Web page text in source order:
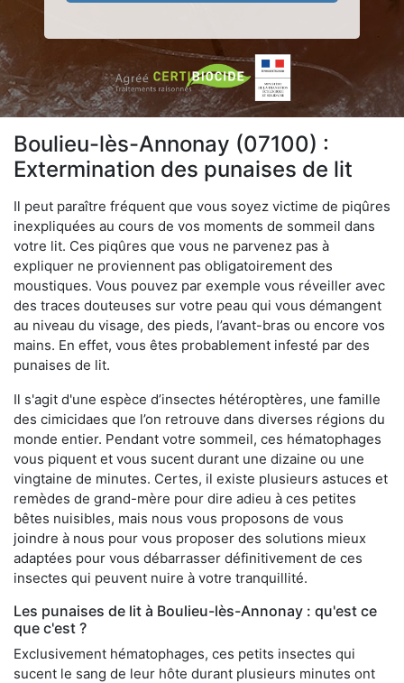
Boulieu-lès-Annonay (07100) :
Extermination des punaises de lit
Il peut paraître fréquent que vous soyez victime de piqûres
inexpliquées au cours de vos moments de sommeil dans
votre lit. Ces piqûres que vous ne parvenez pas à
expliquer ne proviennent pas obligatoirement des
moustiques. Vous pouvez par exemple vous réveiller avec
des traces douteuses sur votre peau qui vous démangent
au niveau du visage, des pieds, l’avant-bras ou encore vos
mains. En effet, vous êtes probablement infesté par des
punaises de lit.
Il s'agit d'une espèce d’insectes hétéroptères, une famille
des cimicidaes que l’on retrouve dans diverses régions du
monde entier. Pendant votre sommeil, ces hématophages
vous piquent et vous sucent durant une dizaine ou une
vingtaine de minutes. Certes, il existe plusieurs astuces et
remèdes de grand-mère pour dire adieu à ces petites
bêtes nuisibles, mais nous vous proposons de vous
joindre à nous pour vous proposer des solutions mieux
adaptées pour vous débarrasser définitivement de ces
insectes qui peuvent nuire à votre tranquillité.
Les punaises de lit à Boulieu-lès-Annonay : qu'est ce
que c'est ?
Exclusivement hématophages, ces petits insectes qui
sucent le sang de leur hôte durant plusieurs minutes ont